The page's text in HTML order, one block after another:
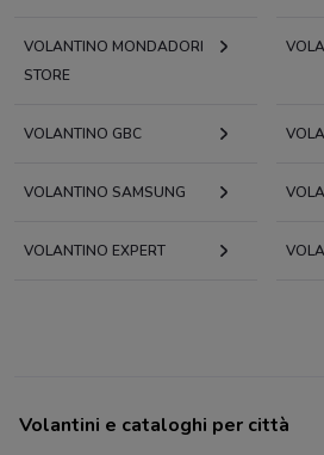
VOLANTINO MONDADORI
STORE
VOLANTINO GBC
VOLANTINO SAMSUNG
VOLANTINO EXPERT
Volantini e cataloghi per città